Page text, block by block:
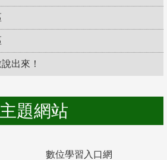
出來！
主題網站
數位學習入口網